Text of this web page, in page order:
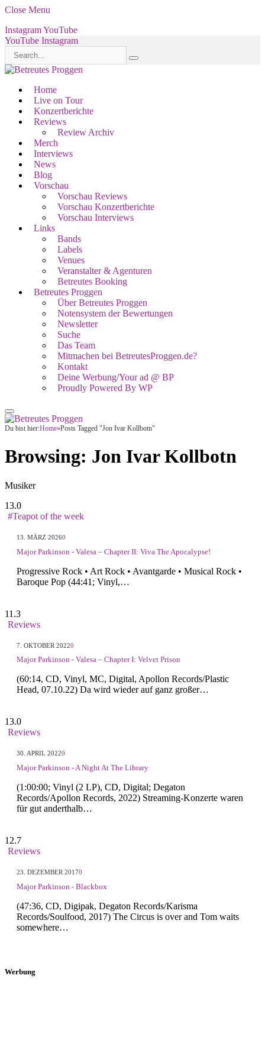
Close Menu
InstagramYouTube
YouTube Instagram
Home
Live on Tour
Konzertberichte
Reviews
Review Archiv
Merch
Interviews
News
Blog
Vorschau
Vorschau Reviews
Vorschau Konzertberichte
Vorschau Interviews
Links
Bands
Labels
Venues
Veranstalter & Agenturen
Betreutes Booking
Betreutes Proggen
Über Betreutes Proggen
Notensystem der Bewertungen
Newsletter
Suche
Das Team
Mitmachen bei BetreutesProggen.de?
Kontakt
Deine Werbung/Your ad @ BP
Proudly Powered By WP
Du bist hier:Home»Posts Tagged "Jon Ivar Kollbotn"
Browsing: Jon Ivar Kollbotn
Musiker
13.0
#Teapot of the week
13. MÄRZ 20260
Major Parkinson - Valesa – Chapter II: Viva The Apocalypse!
Progressive Rock • Art Rock • Avantgarde • Musical Rock •
Baroque Pop (44:41; Vinyl,…
11.3
Reviews
7. OKTOBER 20220
Major Parkinson - Valesa – Chapter I: Velvet Prison
(60:14, CD, Vinyl, MC, Digital, Apollon Records/Plastic
Head, 07.10.22) Da wird wieder auf ganz großer…
13.0
Reviews
30. APRIL 20220
Major Parkinson - A Night At The Library
(1:00:00; Vinyl (2 LP), CD, Digital; Degaton
Records/Apollon Records, 2022) Streaming-Konzerte waren
für gut anderthalb…
12.7
Reviews
23. DEZEMBER 20170
Major Parkinson - Blackbox
(47:36, CD, Digipak, Degaton Records/Karisma
Records/Soulfood, 2017) The Circus is over and Tom waits
somewhere…
Werbung